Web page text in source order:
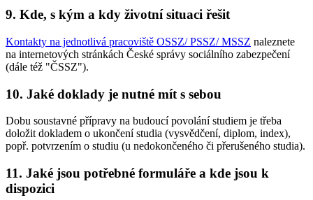
9. Kde, s kým a kdy životní situaci řešit
Kontakty na jednotlivá pracoviště OSSZ/ PSSZ/ MSSZ naleznete
na internetových stránkách České správy sociálního zabezpečení
(dále též "ČSSZ").
10. Jaké doklady je nutné mít s sebou
Dobu soustavné přípravy na budoucí povolání studiem je třeba
doložit dokladem o ukončení studia (vysvědčení, diplom, index),
popř. potvrzením o studiu (u nedokončeného či přerušeného studia).
11. Jaké jsou potřebné formuláře a kde jsou k
dispozici